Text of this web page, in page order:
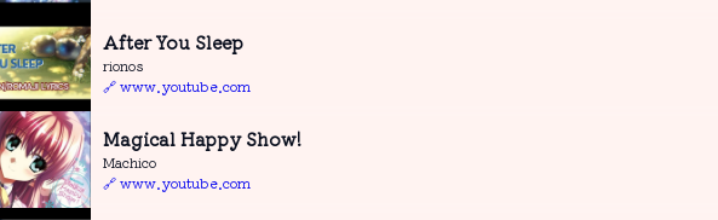
After You Sleep
rionos
🔗 www.youtube.com
Magical Happy Show!
Machico
🔗 www.youtube.com